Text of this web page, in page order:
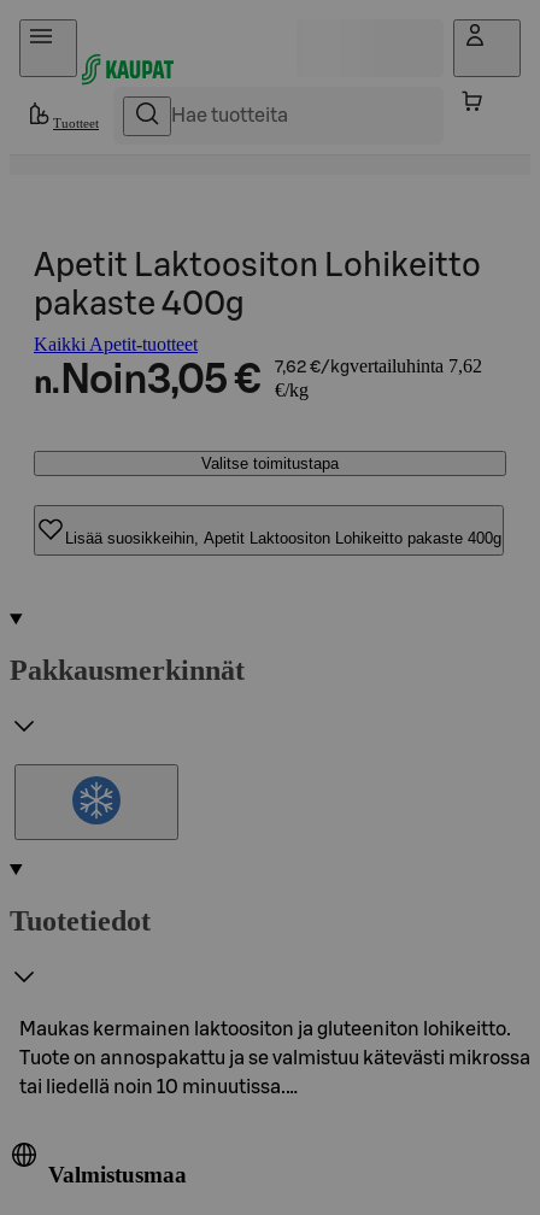
Hyppää sisältöön
Tuotteet
Apetit Laktoositon Lohikeitto
pakaste 400g
Kaikki Apetit-tuotteet
n. Noin3,05 € 7,62 €/kgvertailuhinta 7,62
€/kg
Valitse toimitustapa
Lisää suosikkeihin, Apetit Laktoositon Lohikeitto pakaste 400g
Pakkausmerkinnät
Tuotetiedot
Maukas kermainen laktoositon ja gluteeniton lohikeitto.
Tuote on annospakattu ja se valmistuu kätevästi mikrossa
tai liedellä noin 10 minuutissa.…
Valmistusmaa